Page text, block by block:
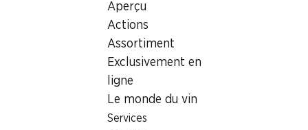
Aperçu
Actions
Assortiment
Exclusivement en
ligne
Le monde du vin
Services
Heures d'ouverture